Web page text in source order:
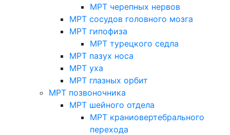
МРТ черепных нервов
МРТ сосудов головного мозга
МРТ гипофиза
МРТ турецкого седла
МРТ пазух носа
МРТ уха
МРТ глазных орбит
МРТ позвоночника
МРТ шейного отдела
МРТ краниовертебрального
перехода